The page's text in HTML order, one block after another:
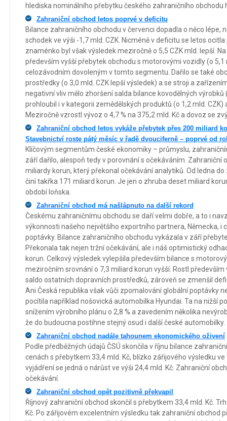
hlediska nominálního přebytku českého zahraničního obchodu
Zahraniční obchod letos poprvé v deficitu
Bilance zahraničního obchodu v červenci dopadla o něco lépe,
schodek ve výši -1,7 mld. CZK. Nicméně v deficitu se letos
znaménko byl však výsledek meziročně o 5,5 CZK mld. lepší.
především vyšší přebytek obchodu s motorovými vozidly (o 5,1
celozávodním dovoleným v tomto segmentu. Dařilo se také
prostředky (o 3,0 mld. CZK lepší výsledek) a se stroji a
negativní vliv mělo zhoršení salda bilance kovodělných výrobků
prohloubil i v kategorii zemědělských produktů (o 1,2 mld. CZK)
Meziročně vzrostl vývoz o 4,7 % na 375,2 mld. Kč a dovoz se
Zahraniční obchod letos vykáže přebytek přes 200 miliard
Stavebnictví roste pátý měsíc v řadě dvouciferně – poprvé od
Klíčovým segmentům české ekonomiky – průmyslu,
září dařilo, alespoň tedy v porovnání s očekáváním. Zahraniční
miliardy korun, který překonal očekávání analytiků. Od ledna
činí takřka 171 miliard korun. Je jen o zhruba deset miliard
období loňska.
Zahraniční obchod má našlápnuto na další rekord
Českému zahraničnímu obchodu se daří velmi dobře, a to i
výkonnosti našeho největšího exportního partnera, Německa, i
poptávky. Bilance zahraničního obchodu vykázala v září
Překonala tak nejen tržní očekávání, ale i náš optimistický
korun. Celkový výsledek vylepšila především bilance s
meziročním srovnání o 7,3 miliard korun vyšší. Rostl
saldo ostatních dopravních prostředků, zároveň se zmenšil
Ani Česká republika však vůči zpomalování globální poptávky
pocítila například nošovická automobilka Hyundai. Ta na nižší
snížením výrobního plánu o 2,8 % a zavedením několika
že do budoucna postihne stejný osud i další české automobilky.
Zahraniční obchod nadále tahounem ekonomického oživení
Podle předběžných údajů ČSÚ skončila v říjnu bilance
cenách s přebytkem 33,4 mld. Kč, blízko zářijového výsledku
vyjádření se jedná o nárůst ve výši 24,4 mld. Kč. Zahraniční
očekávání.
Zahraniční obchod opět pozitivně překvapil
Říjnový zahraniční obchod skončil s přebytkem 33,4 mld. Kč.
Kč. Po zářijovém excelentním výsledku tak zahraniční obchod